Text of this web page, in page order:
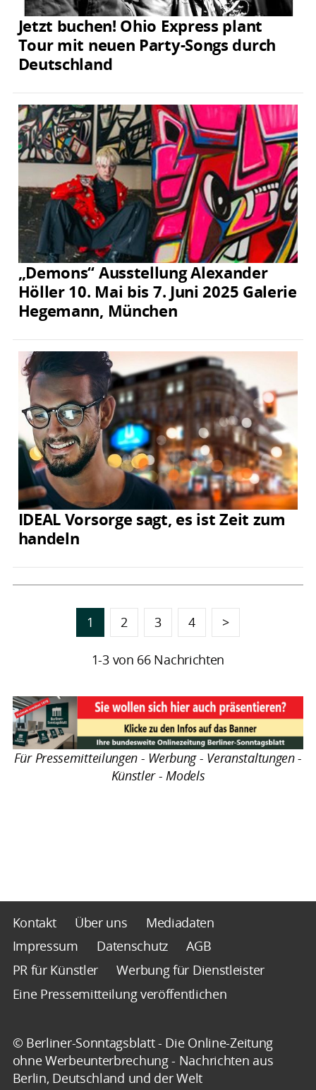
Jetzt buchen! Ohio Express plant
Tour mit neuen Party-Songs durch
Deutschland
„Demons“ Ausstellung Alexander
Höller 10. Mai bis 7. Juni 2025 Galerie
Hegemann, München
IDEAL Vorsorge sagt, es ist Zeit zum
handeln
1 2 3 4 >
1-3 von 66 Nachrichten
Für Pressemitteilungen - Werbung - Veranstaltungen -
Künstler - Models
Kontakt Über uns
Mediadaten
Impressum
Datenschutz
AGB
PR für Künstler
Werbung für Dienstleister
Eine Pressemitteilung veröffentlichen
© Berliner-Sonntagsblatt - Die Online-Zeitung
ohne Werbeunterbrechung - Nachrichten aus
Berlin, Deutschland und der Welt